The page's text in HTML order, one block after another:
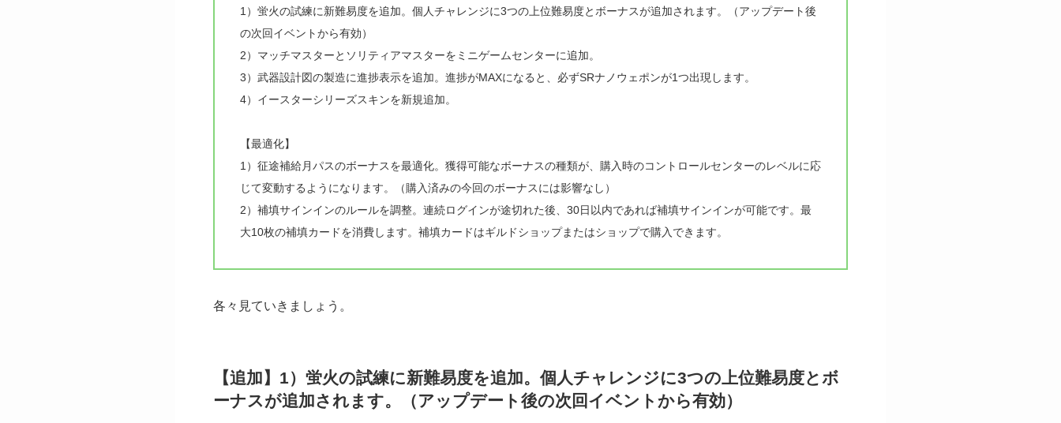
1）蛍火の試練に新難易度を追加。個人チャレンジに3つの上位難易度とボーナスが追加されます。（アップデート後
の次回イベントから有効）
2）マッチマスターとソリティアマスターをミニゲームセンターに追加。
3）武器設計図の製造に進捗表示を追加。進捗がMAXになると、必ずSRナノウェポンが1つ出現します。
4）イースターシリーズスキンを新規追加。
【最適化】
1）征途補給月パスのボーナスを最適化。獲得可能なボーナスの種類が、購入時のコントロールセンターのレベルに応
じて変動するようになります。（購入済みの今回のボーナスには影響なし）
2）補填サインインのルールを調整。連続ログインが途切れた後、30日以内であれば補填サインインが可能です。最
大10枚の補填カードを消費します。補填カードはギルドショップまたはショップで購入できます。
各々見ていきましょう。
【追加】1）蛍火の試練に新難易度を追加。個人チャレンジに3つの上位難易度とボ
ーナスが追加されます。（アップデート後の次回イベントから有効）